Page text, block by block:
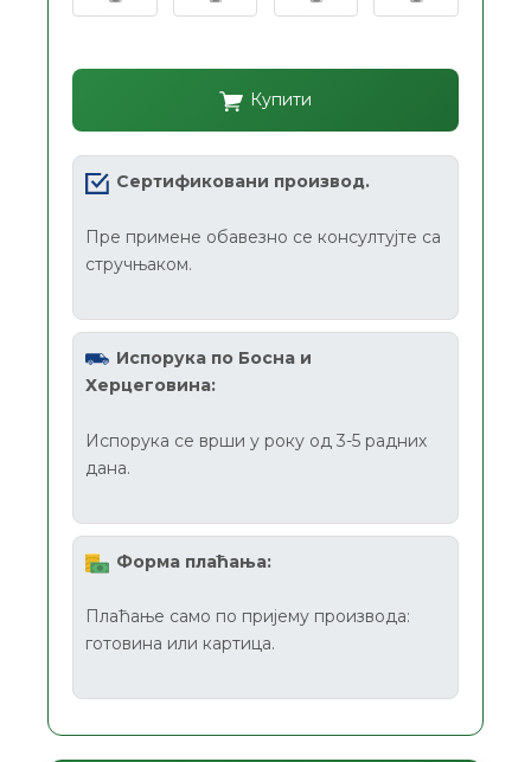
Купити
Сертификовани производ.
Пре примене обавезно се консултујте са
стручњаком.
Испорука по Босна и
Херцеговина:
Испорука се врши у року од 3-5 радних
дана.
Форма плаћања:
Плаћање само по пријему производа:
готовина или картица.